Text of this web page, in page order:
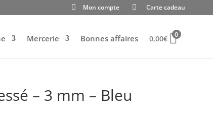
Carte cadeau
Mon compte
Mercerie Bonnes affaires 0,00€ 0
– 3 mm – Bleu